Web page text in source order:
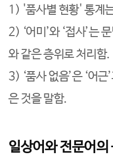
1) '품사별 현황' 통계
2) ‘어미’와 ‘접사’는
와 같은 층위로 처리함.
3) ‘품사 없음’은 ‘어
은 것을 말함.
일상어와 전문어의